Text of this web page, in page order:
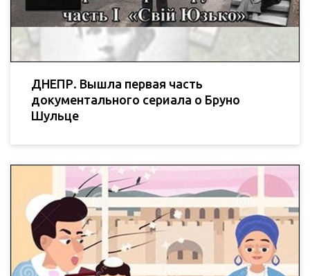
ДНЕПР. Вышла первая часть
документального сериала о Бруно
Шульце